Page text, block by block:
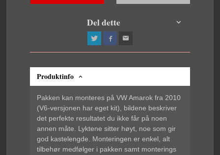
Del dette
Produktinfo
Pakken kan monteres på VW Amarok fra 2010
(V6-versjonen har eget kit), bildene beskriver
det perfekte resultatet du ikke får på noen
annen måte. Lyktene sitter høyt, noe som gir
god kastelengde. Monteringen er enkel, alt
tilbehør medfølger i pakken samt monterings